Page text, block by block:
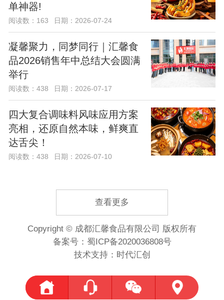
单神器!
阅读数：163 日期：2026-07-24
凝馨聚力，同梦同行｜汇馨食
品2026销售年中总结大会圆满
举行
阅读数：438 日期：2026-07-17
四大复合调味料风味应用方案
亮相，还原自然本味，鲜爽直
达舌尖！
阅读数：438 日期：2026-07-10
查看更多
Copyright © 成都汇馨食品有限公司 版权所有
备案号： 蜀ICP备2020036808号
技术支持：时代汇创